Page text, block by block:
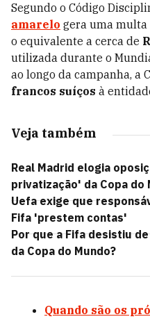
Segundo o Código
amarelo gera uma multa
o equivalente a cerca de
utilizada durante o
ao longo da campanha, a
francos suíços à
Veja também
Real Madrid elogia
privatização' da Copa do
Uefa exige que
Fifa 'prestem contas'
Por que a Fifa desistiu
da Copa do Mundo?
Quando são os